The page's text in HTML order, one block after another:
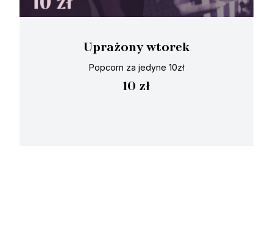
Uprażony wtorek
Popcorn za jedyne 10zł
10 zł